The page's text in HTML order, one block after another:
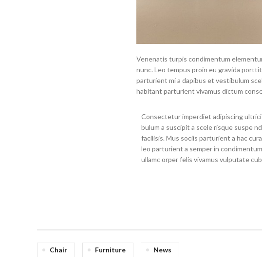
Venenatis turpis condimentum
nunc. Leo tempus proin eu gravida
parturient mi a dapibus et vestibulum
habitant parturient vivamus dictum
Consectetur imperdiet adipiscing
bulum a suscipit a scele risque suspe
facilisis. Mus sociis parturient a hac
leo parturient a semper in
ullamc orper felis vivamus vulputate
Chair Furniture News